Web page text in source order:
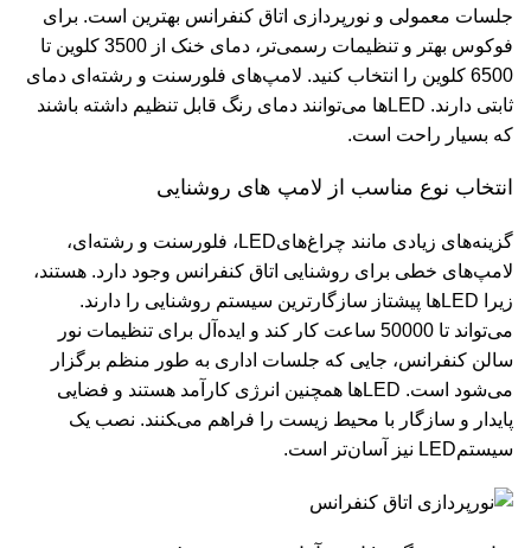
جلسات معمولی و نورپردازی اتاق کنفرانس بهترین است. برای
فوکوس بهتر و تنظیمات رسمی‌تر، دمای خنک از 3500 کلوین تا
6500 کلوین را انتخاب کنید. لامپ‌های فلورسنت و رشته‌ای دمای
ثابتی دارند. LEDها می‌توانند دمای رنگ قابل تنظیم داشته باشند
که بسیار راحت است.
انتخاب نوع مناسب از لامپ‌ های روشنایی
گزینه‌های زیادی مانند چراغ‌هایLED، فلورسنت و رشته‌ای،
لامپ‌های خطی برای روشنایی اتاق کنفرانس وجود دارد. هستند،
زیرا LEDها پیشتاز سازگارترین سیستم روشنایی را دارند.
می‌تواند تا 50000 ساعت کار کند و ایده‌آل برای تنظیمات نور
سالن کنفرانس، جایی که جلسات اداری به طور منظم برگزار
می‌شود است. LEDها همچنین انرژی کارآمد هستند و فضایی
پایدار و سازگار با محیط زیست را فراهم می‌‍کنند. نصب یک
سیستمLED نیز آسان‌تر است.